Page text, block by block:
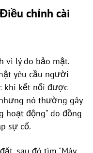
chỉnh cài
vì lý do bảo mật.
yêu cầu người
khi kết nối được
nó thường gây
hoạt động" do đồng
sự cố.